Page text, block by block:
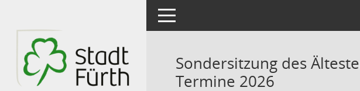
Toggle navigation
Sondersitzung des
Termine 2026